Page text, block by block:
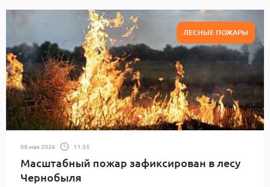
ЛЕСНЫЕ ПОЖАРЫ
08 мая 2026 11:55
Масштабный пожар зафиксирован в лесу
Чернобыля